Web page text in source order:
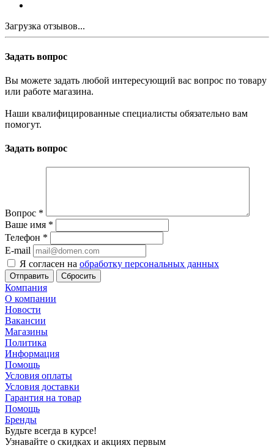
Загрузка отзывов...
Задать вопрос
Вы можете задать любой интересующий вас вопрос по товару
или работе магазина.
Наши квалифицированные специалисты обязательно вам
помогут.
Задать вопрос
Вопрос *
Ваше имя *
Телефон *
E-mail
Я согласен на обработку персональных данных
Сбросить
Компания
О компании
Новости
Вакансии
Магазины
Политика
Информация
Помощь
Условия оплаты
Условия доставки
Гарантия на товар
Помощь
Бренды
Будьте всегда в курсе!
Узнавайте о скидках и акциях первым